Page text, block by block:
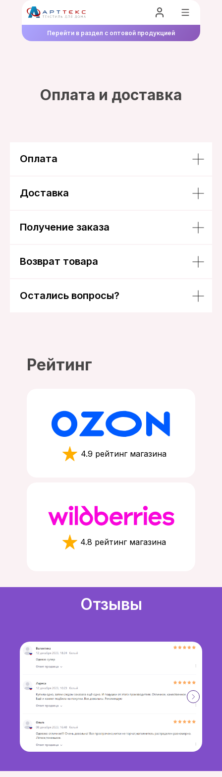
Перейти в раздел с оптовой продукцией
Оплата и доставка
Оплата
Доставка
Получение заказа
Возврат товара
Остались вопросы?
Рейтинг
4.8 рейтинг магазина
4.9 рейтинг магазина
Отзывы